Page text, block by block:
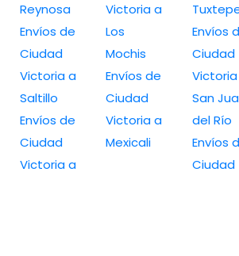
Reynosa
Envíos de
Ciudad
Victoria a
Saltillo
Envíos de
Ciudad
Victoria a
Victoria a
Los
Mochis
Envíos de
Ciudad
Victoria a
Mexicali
Envíos
Ciudad
Victoria a
San
del Río
Envíos
Ciudad